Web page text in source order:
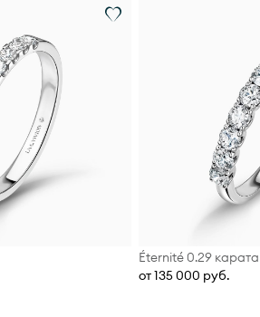
Éternité 0.29 карата
от 135 000 руб.